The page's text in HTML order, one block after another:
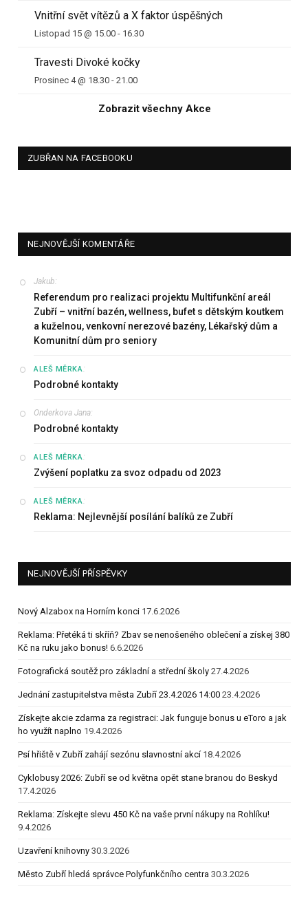
Vnitřní svět vítězů a X faktor úspěšných
Listopad 15 @ 15.00 - 16.30
Travesti Divoké kočky
Prosinec 4 @ 18.30 - 21.00
Zobrazit všechny Akce
ZUBŘAN NA FACEBOOKU
NEJNOVĚJŠÍ KOMENTÁŘE
Jakub:
Referendum pro realizaci projektu Multifunkční areál
Zubří – vnitřní bazén, wellness, bufet s dětským koutkem
a kuželnou, venkovní nerezové bazény, Lékařský dům a
Komunitní dům pro seniory
ALEŠ MĚRKA:
Podrobné kontakty
Onderkova Jana:
Podrobné kontakty
ALEŠ MĚRKA:
Zvýšení poplatku za svoz odpadu od 2023
ALEŠ MĚRKA:
Reklama: Nejlevnější posílání balíků ze Zubří
NEJNOVĚJŠÍ PŘÍSPĚVKY
Nový Alzabox na Horním konci 17.6.2026
Reklama: Přetéká ti skříň? Zbav se nenošeného oblečení a získej 380
Kč na ruku jako bonus! 6.6.2026
Fotografická soutěž pro základní a střední školy 27.4.2026
Jednání zastupitelstva města Zubří 23.4.2026 14:00 23.4.2026
Získejte akcie zdarma za registraci: Jak funguje bonus u eToro a jak
ho využít naplno 19.4.2026
Psí hřiště v Zubří zahájí sezónu slavnostní akcí 18.4.2026
Cyklobusy 2026: Zubří se od května opět stane branou do Beskyd
17.4.2026
Reklama: Získejte slevu 450 Kč na vaše první nákupy na Rohlíku!
9.4.2026
Uzavření knihovny 30.3.2026
Město Zubří hledá správce Polyfunkčního centra 30.3.2026